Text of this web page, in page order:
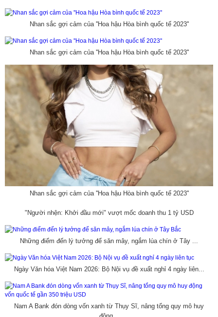
Nhan sắc gợi cảm của ''Hoa hậu Hòa bình quốc tế 2023''
Nhan sắc gợi cảm của ''Hoa hậu Hòa bình quốc tế 2023''
Nhan sắc gợi cảm của ''Hoa hậu Hòa bình quốc tế 2023''
"Người nhện: Khởi đầu mới" vượt mốc doanh thu 1 tỷ USD
Những điểm đến lý tưởng để săn mây, ngắm lúa chín ở Tây ...
Ngày Văn hóa Việt Nam 2026: Bộ Nội vụ đề xuất nghỉ 4 ngày liên...
Nam A Bank đón dòng vốn xanh từ Thụy Sĩ, nâng tổng quy mô huy